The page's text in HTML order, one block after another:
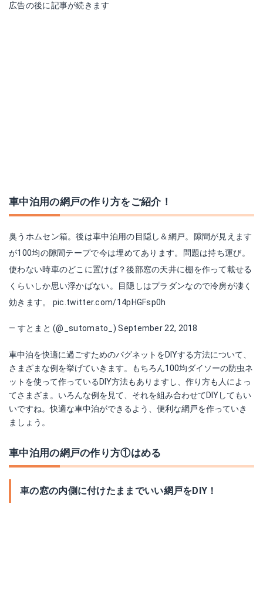
広告の後に記事が続きます
車中泊用の網戸の作り方をご紹介！
臭うホムセン箱。後は車中泊用の目隠し＆網戸。隙間が見えます
が100均の隙間テープで今は埋めてあります。問題は持ち運び。
使わない時車のどこに置けば？後部窓の天井に棚を作って載せる
くらいしか思い浮かばない。目隠しはプラダンなので冷房が凄く
効きます。 pic.twitter.com/14pHGFsp0h
— すとまと (@_sutomato_)September 22, 2018
車中泊を快適に過ごすためのバグネットをDIYする方法について、
さまざまな例を挙げていきます。もちろん100均ダイソーの防虫ネ
ットを使って作っているDIY方法もありますし、作り方も人によっ
てさまざま。いろんな例を見て、それを組み合わせてDIYしてもい
いですね。快適な車中泊ができるよう、便利な網戸を作っていき
ましょう。
車中泊用の網戸の作り方①はめる
車の窓の内側に付けたままでいい網戸をDIY！